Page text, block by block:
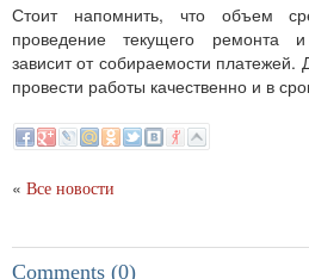
Стоит напомнить, что объем
проведение текущего ремонта
зависит от собираемости
провести работы качественно и в
« Все новости
Comments (0)